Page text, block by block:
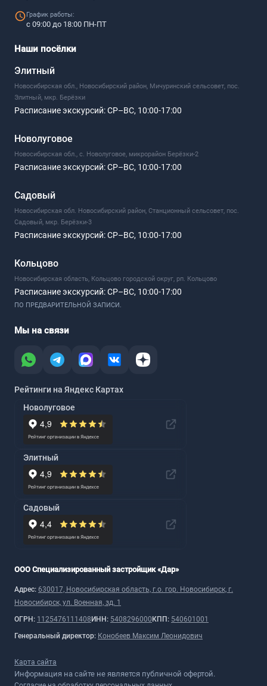
График работы:
с 09:00 до 18:00 ПН-ПТ
Наши посёлки
Элитный
Новосибирская обл., Новосибирский район, Мичуринский сельсовет, пос.
Элитный, мкр. Берёзки
Расписание экскурсий:СР–ВС, 10:00-17:00
Новолуговое
Новосибирская обл., с. Новолуговое, микрорайон Берёзки-2
Расписание экскурсий:СР–ВС, 10:00-17:00
Садовый
Новосибирская обл. Новосибирский район, Станционный сельсовет, пос.
Садовый, мкр. Берёзки-3
Расписание экскурсий:СР–ВС, 10:00-17:00
Кольцово
Новосибирская область, Кольцово городской округ, рп. Кольцово
Расписание экскурсий:СР–ВС, 10:00-17:00
ПО ПРЕДВАРИТЕЛЬНОЙ ЗАПИСИ.
Мы на связи
Рейтинги на Яндекс Картах
Новолуговое
Элитный
Садовый
ООО Специализированный застройщик «Дар»
Адрес: 630017, Новосибирская область, г.о. гор. Новосибирск, г.
Новосибирск, ул. Военная, зд. 1
ОГРН: 1125476111408 ИНН: 5408296000 КПП: 540601001
Генеральный директор: Конобеев Максим Леонидович
Карта сайта
Информация на сайте не является публичной офертой.